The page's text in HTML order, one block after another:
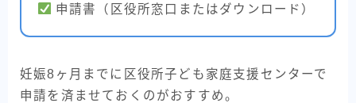
申請書（区役所窓口またはダウンロード）
妊娠8ヶ月までに区役所子ども家庭支援センターで
申請を済ませておくのがおすすめ。